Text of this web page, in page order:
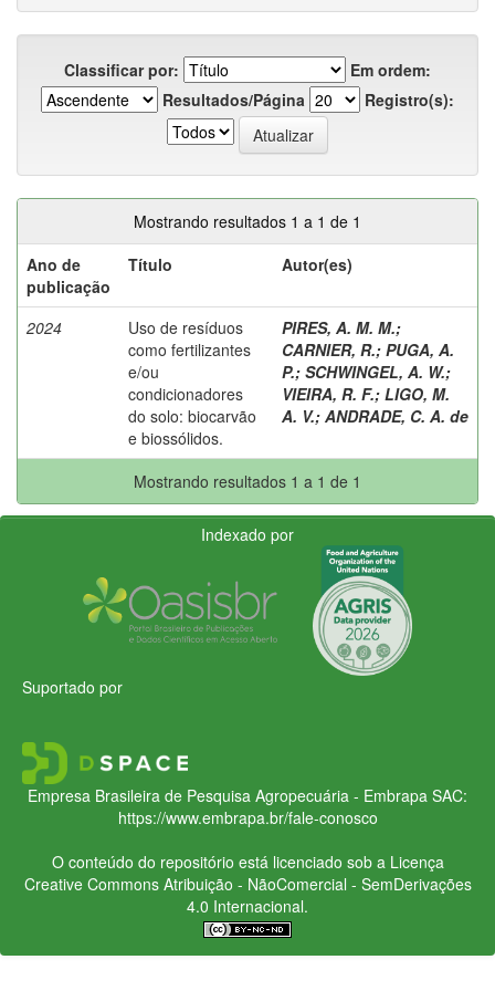
Classificar por:
Em ordem:
Resultados/Página
Registro(s):
Mostrando resultados 1 a 1 de 1
Ano de
publicação
Título Autor(es)
2024
Uso de resíduos
como fertilizantes
e/ou
condicionadores
do solo: biocarvão
e biossólidos.
PIRES, A. M. M.;
CARNIER, R.; PUGA, A.
P.; SCHWINGEL, A. W.;
VIEIRA, R. F.; LIGO, M.
A. V.; ANDRADE, C. A. de
Mostrando resultados 1 a 1 de 1
Indexado por
Suportado por
Empresa Brasileira de Pesquisa Agropecuária - Embrapa SAC:
https://www.embrapa.br/fale-conosco
O conteúdo do repositório está licenciado sob a Licença
Creative CommonsAtribuição - NãoComercial - SemDerivações
4.0 Internacional.